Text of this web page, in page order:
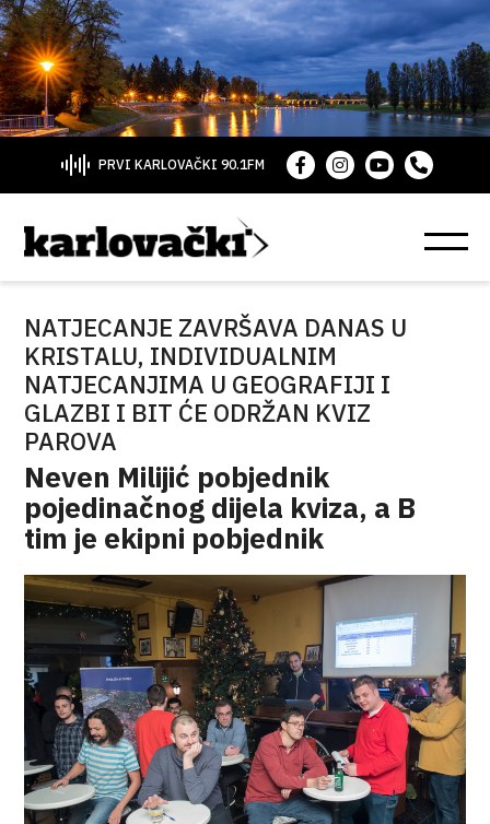
PRVI KARLOVAČKI 90.1FM
NATJECANJE ZAVRŠAVA DANAS U
KRISTALU, INDIVIDUALNIM
NATJECANJIMA U GEOGRAFIJI I
GLAZBI I BIT ĆE ODRŽAN KVIZ
PAROVA
Neven Milijić pobjednik
pojedinačnog dijela kviza, a B
tim je ekipni pobjednik